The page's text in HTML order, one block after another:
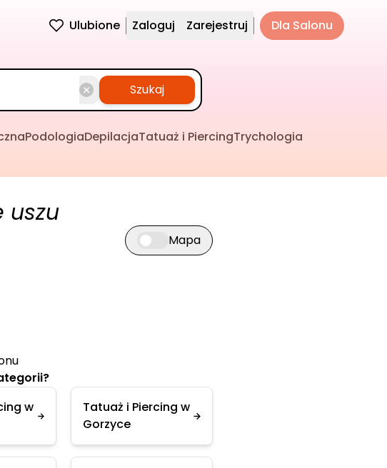
Ulubione Zaloguj Zarejestruj Dla Salonu
Szukaj
PodologiaDepilacjaTatuaż i PiercingTrychologia
uszu
Przełącz widok mapy
Mapa
w
Tatuaż i Piercing w
Gorzyce